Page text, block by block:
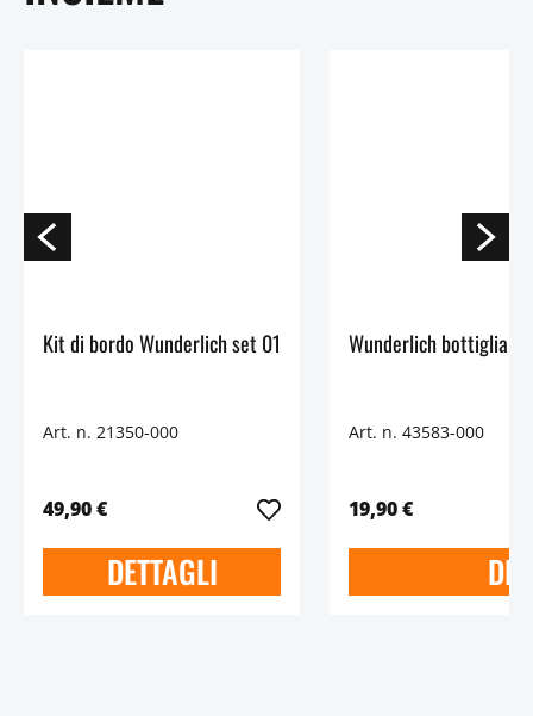
Kit di bordo Wunderlich set 01
Art. n. 21350-000
49,90 €
DETTAGLI
Art. n. 43583-000
19,90 €